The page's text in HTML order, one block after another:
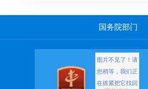
国务院部门